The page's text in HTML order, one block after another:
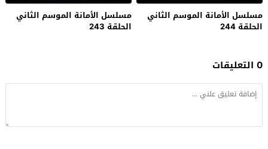
مسلسل الأمانة الموسم الثاني
الحلقة 244
مسلسل الأمانة الموسم الثاني
الحلقة 243
0 التعليقات